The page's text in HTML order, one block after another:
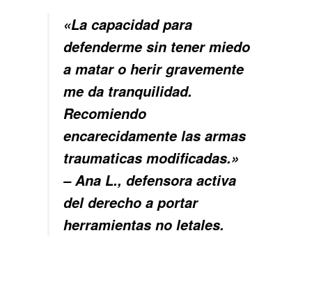
«La capacidad para
defenderme sin tener miedo
a matar o herir gravemente
me da tranquilidad.
Recomiendo
encarecidamente las armas
traumaticas modificadas.»
– Ana L., defensora activa
del derecho a portar
herramientas no letales.